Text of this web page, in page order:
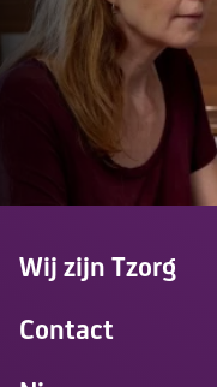
Wij zijn Tzorg
Contact